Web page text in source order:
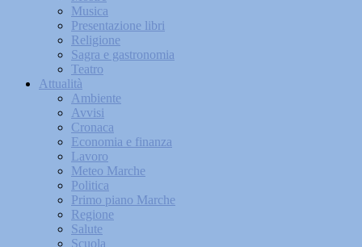
Musica
Presentazione libri
Religione
Sagra e gastronomia
Teatro
Attualità
Ambiente
Avvisi
Cronaca
Economia e finanza
Lavoro
Meteo Marche
Politica
Primo piano Marche
Regione
Salute
Scuola